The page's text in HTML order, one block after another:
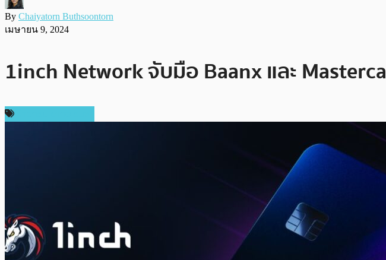
By Chaiyatorn Buthsoontorn
เมษายน 9, 2024
1inch Network จับมือ Baanx และ